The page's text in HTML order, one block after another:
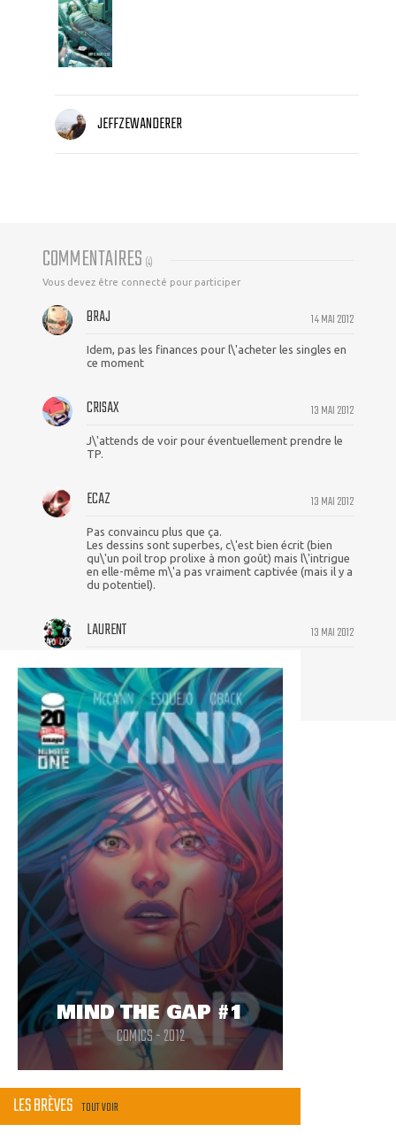
JEFFZEWANDERER
COMMENTAIRES (4)
Vous devez être connecté pour participer
14 MAI 2012
BRAJ
Idem, pas les finances pour l\'acheter les singles en
ce moment
13 MAI 2012
CRISAX
J\'attends de voir pour éventuellement prendre le
TP.
13 MAI 2012
ECAZ
Pas convaincu plus que ça.
Les dessins sont superbes, c\'est bien écrit (bien
qu\'un poil trop prolixe à mon goût) mais l\'intrigue
en elle-même m\'a pas vraiment captivée (mais il y a
du potentiel).
13 MAI 2012
LAURENT
MIND THE GAP #1
COMICS - 2012
LES BRÈVES TOUT VOIR